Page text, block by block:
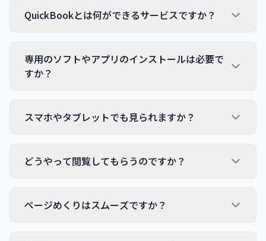
QuickBookとは何ができるサービスですか？
専用のソフトやアプリのインストールは必要で
すか？
スマホやタブレットでも見られますか？
どうやって閲覧してもらうのですか？
ページめくりはスムーズですか？